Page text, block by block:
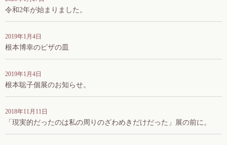
令和2年が始まりました。
2019年1月4日
根本博幸のピザの皿
2019年1月4日
根本聡子個展のお知らせ。
2018年11月11日
「現実的だったのは私の周りのざわめきだけだった」展の前に。